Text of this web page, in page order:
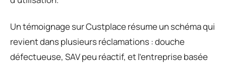
Un témoignage sur Custplace résume un schéma qui
revient dans plusieurs réclamations : douche
défectueuse, SAV peu réactif, et l’entreprise basée